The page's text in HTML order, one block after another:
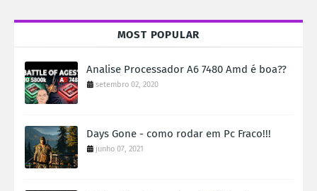
MOST POPULAR
Analise Processador A6 7480 Amd é boa??
setembro 02, 2020
Days Gone - como rodar em Pc Fraco!!!
junho 07, 2021